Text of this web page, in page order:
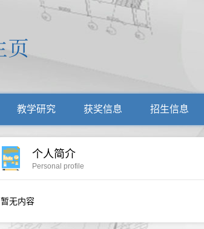
教学研究 获奖信息 招生信息
个人简介
Personal profile
暂无内容